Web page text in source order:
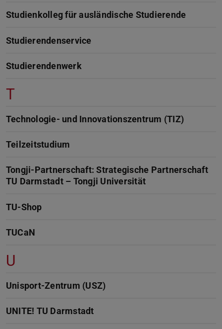
Studienkolleg für ausländische Studierende
Studierendenservice
Studierendenwerk
T
Technologie- und Innovationszentrum (TIZ)
Teilzeitstudium
Tongji-Partnerschaft: Strategische Partnerschaft
TU Darmstadt – Tongji Universität
TU-Shop
TUCaN
U
Unisport-Zentrum (USZ)
UNITE! TU Darmstadt